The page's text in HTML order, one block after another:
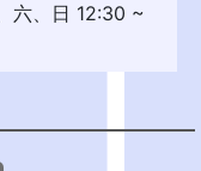
六、日 12:30 ~